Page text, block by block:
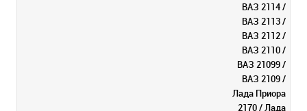
ВАЗ 2114 /
ВАЗ 2113 /
ВАЗ 2112 /
ВАЗ 2110 /
ВАЗ 21099 /
ВАЗ 2109 /
Лада Приора
2170 / Лада